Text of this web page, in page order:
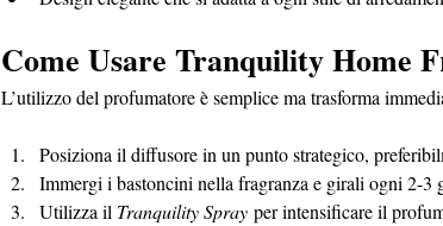
Come Usare Tranquility Home
L’utilizzo del profumatore è semplice ma trasforma
Posiziona il diffusore in un punto strategico,
Immergi i bastoncini nella fragranza e girali ogni 2-3
Utilizza il Tranquility Spray per intensificare il